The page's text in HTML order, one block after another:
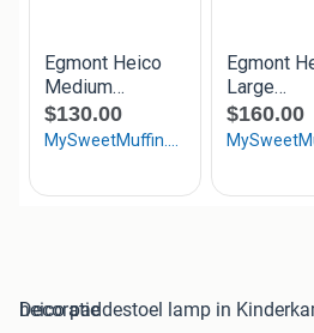
heico paddestoel lamp in Kinderkamer | Inrichting en Decoratie